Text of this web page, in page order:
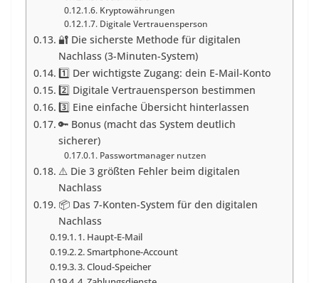
Kryptowährungen
Digitale Vertrauensperson
🔐 Die sicherste Methode für digitalen
Nachlass (3-Minuten-System)
1️⃣ Der wichtigste Zugang: dein E-Mail-Konto
2️⃣ Digitale Vertrauensperson bestimmen
3️⃣ Eine einfache Übersicht hinterlassen
🔑 Bonus (macht das System deutlich
sicherer)
Passwortmanager nutzen
⚠️ Die 3 größten Fehler beim digitalen
Nachlass
📦 Das 7-Konten-System für den digitalen
Nachlass
1. Haupt-E-Mail
2. Smartphone-Account
3. Cloud-Speicher